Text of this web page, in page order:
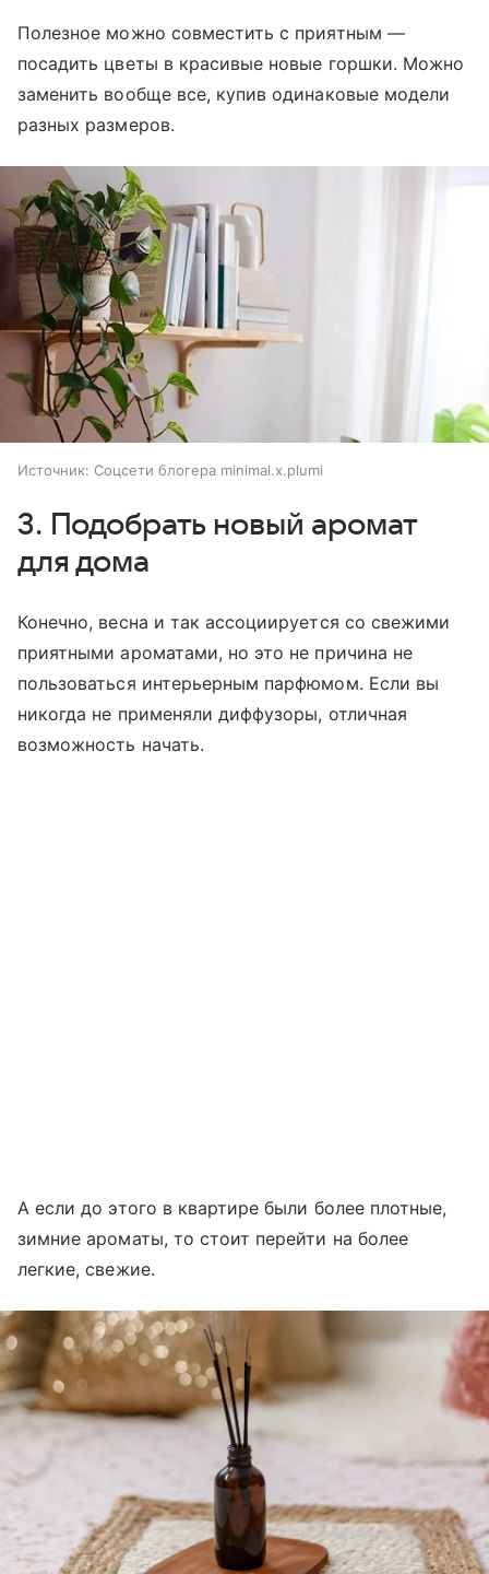
Полезное можно совместить с приятным —
посадить цветы в красивые новые горшки. Можно
заменить вообще все, купив одинаковые модели
разных размеров.
Источник: Соцсети блогера minimal.x.plumi
3. Подобрать новый аромат
для дома
Конечно, весна и так ассоциируется со свежими
приятными ароматами, но это не причина не
пользоваться интерьерным парфюмом. Если вы
никогда не применяли диффузоры, отличная
возможность начать.
А если до этого в квартире были более плотные,
зимние ароматы, то стоит перейти на более
легкие, свежие.